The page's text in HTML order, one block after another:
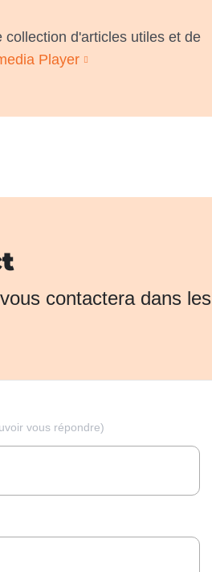
d'articles utiles et de
Player
contactera dans les
vous répondre)